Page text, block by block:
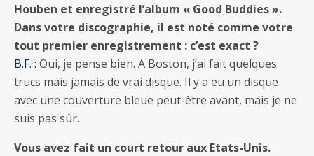
Houben et enregistré l’album « Good Buddies ».
Dans votre discographie, il est noté comme votre
tout premier enregistrement : c’est exact ?
B.F. : Oui, je pense bien. A Boston, j’ai fait quelques
trucs mais jamais de vrai disque. Il y a eu un disque
avec une couverture bleue peut-être avant, mais je ne
suis pas sûr.
Vous avez fait un court retour aux Etats-Unis.